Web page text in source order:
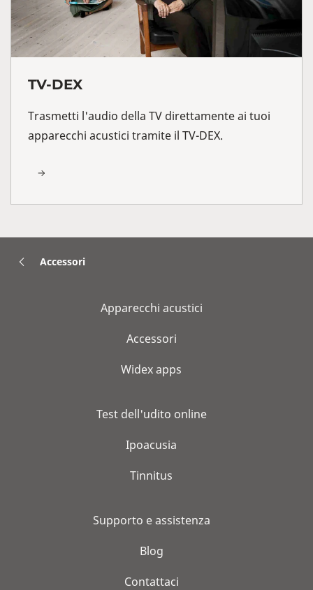
TV-DEX
Trasmetti l'audio della TV direttamente ai tuoi
apparecchi acustici tramite il TV-DEX.
Accessori
Apparecchi acustici
Accessori
Widex apps
Test dell'udito online
Ipoacusia
Tinnitus
Supporto e assistenza
Blog
Contattaci